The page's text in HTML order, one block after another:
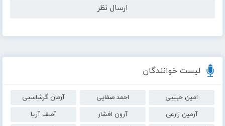
لیست خوانندگان
امین حبیبی احمد صفایی
آرمان گرشاسبی
آرمین زارعی
آرون افشار
آصف آریا